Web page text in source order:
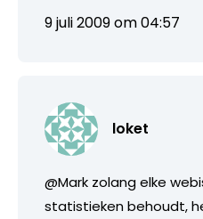
9 juli 2009 om 04:57
loket
@Mark zolang elke
statistieken behoudt,